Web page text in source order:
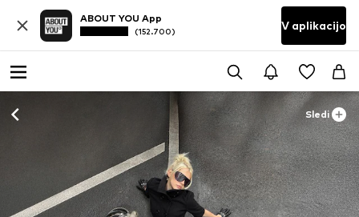
ABOUT YOU App
(152.700) V aplikacijo
Sledi